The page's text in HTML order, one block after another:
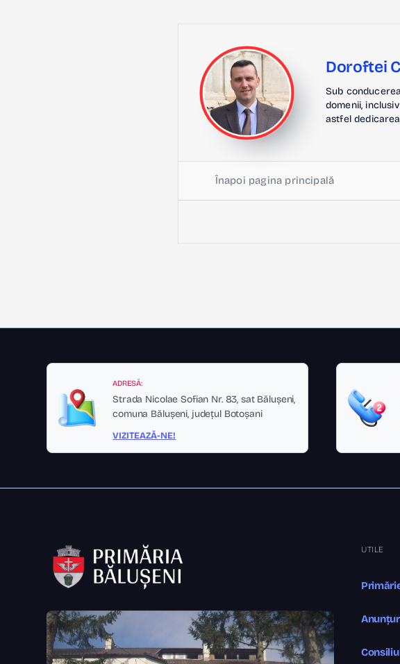
Doroftei
Sub
domenii,
astfel
Înapoi pagina principală
ADRESĂ:
Strada Nicolae Sofian Nr. 83, sat Bălușeni,
comuna Bălușeni, județul Botoșani
VIZITEAZĂ-NE!
UTILE